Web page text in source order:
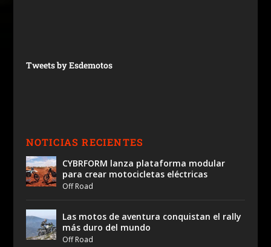
Tweets by Esdemotos
NOTICIAS RECIENTES
CYBRFORM lanza plataforma modular
para crear motocicletas eléctricas
Off Road
Las motos de aventura conquistan el rally
más duro del mundo
Off Road